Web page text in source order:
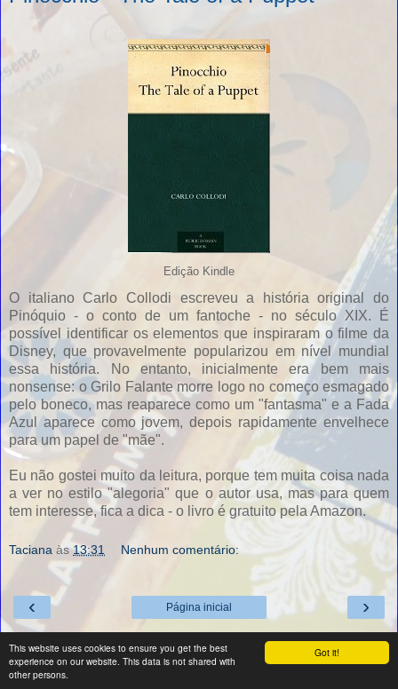
Got it!
This website uses cookies to ensure you get the best
experience on our website. This data is not shared with
other persons.
Edição Kindle
O italiano Carlo Collodi escreveu a história original do
Pinóquio - o conto de um fantoche - no século XIX. É
possível identificar os elementos que inspiraram o filme da
Disney, que provavelmente popularizou em nível mundial
essa história. No entanto, inicialmente era bem mais
nonsense: o Grilo Falante morre logo no começo esmagado
pelo boneco, mas reaparece como um "fantasma" e a Fada
Azul aparece como jovem, depois rapidamente envelhece
para um papel de "mãe".
Eu não gostei muito da leitura, porque tem muita coisa nada
a ver no estilo "alegoria" que o autor usa, mas para quem
tem interesse, fica a dica - o livro é gratuito pela Amazon.
Taciana às13:31 Nenhum comentário:
‹ ›
Página inicial